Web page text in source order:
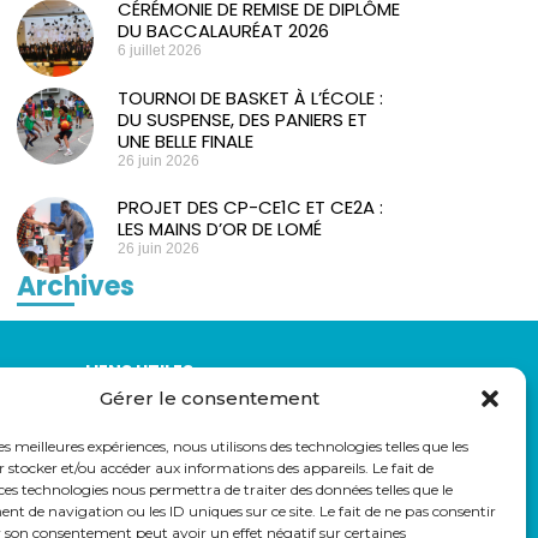
Gérer le consentement
meilleures expériences, nous utilisons des technologies telles que les
stocker et/ou accéder aux informations des appareils. Le fait de
technologies nous permettra de traiter des données telles que le
de navigation ou les ID uniques sur ce site. Le fait de ne pas consentir
son consentement peut avoir un effet négatif sur certaines
CÉRÉMONIE DE REMISE DE DIPLÔME
DU BACCALAURÉAT 2026
6 juillet 2026
TOURNOI DE BASKET À L’ÉCOLE :
DU SUSPENSE, DES PANIERS ET
UNE BELLE FINALE
26 juin 2026
PROJET DES CP-CE1C ET CE2A :
LES MAINS D’OR DE LOMÉ
26 juin 2026
Archives
LIENS UTILES
Eduka
Webmail
Parcoursup